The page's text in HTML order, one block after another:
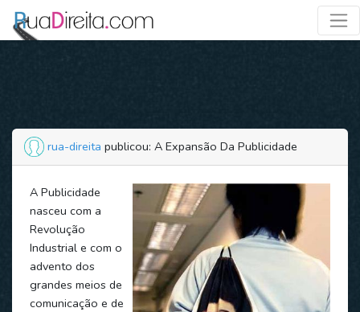
rua-direita publicou: A Expansão Da Publicidade
A Publicidade
nasceu com a
Revolução
Industrial e com o
advento dos
grandes meios de
comunicação e de